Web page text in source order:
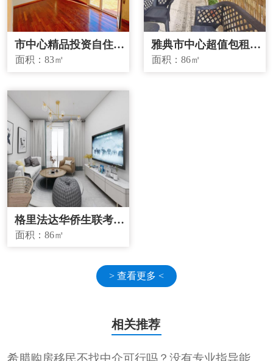
市中心精品投资自住两
宜房源
面积：83㎡
雅典市中心超值包租房
源
面积：86㎡
格里法达华侨生联考学
校学区房
面积：86㎡
> 查看更多 <
相关推荐